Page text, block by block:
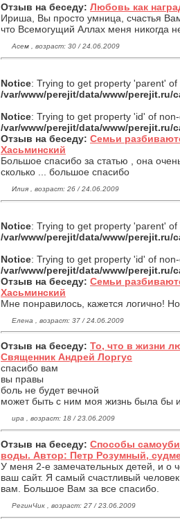
Отзыв на беседу: Любовь как
Ириша, Вы просто умница, счастья
что Всемогущий Аллах меня никогда
Асем , возраст: 30 / 24.06.2009
Notice: Trying to get property 'parent' of
/var/www/perejit/data/www/perejit.ru/
Notice: Trying to get property 'id' of
/var/www/perejit/data/www/perejit.ru/
Отзыв на беседу: Семьи
Хасьминский
Большое спасибо за статью , она
сколько ... большое спасибо
Илия , возраст: 26 / 24.06.2009
Notice: Trying to get property 'parent' of
/var/www/perejit/data/www/perejit.ru/
Notice: Trying to get property 'id' of
/var/www/perejit/data/www/perejit.ru/
Отзыв на беседу: Семьи
Хасьминский
Мне понравилось, кажется логично!
Елена , возраст: 37 / 24.06.2009
Отзыв на беседу: То, что в жизни
Священник Андрей Лоргус
спасибо вам
вы правы
боль не будет вечной
может быть с ним моя жизнь была бы
ира , возраст: 18 / 23.06.2009
Отзыв на беседу: Способы
воды. Автор: Петр Розумный,
У меня 2-е замечательных детей, и о
ваш сайт. Я самый счастливый
вам. Большое Вам за все спасибо.
РегинЧик , возраст: 27 / 23.06.2009